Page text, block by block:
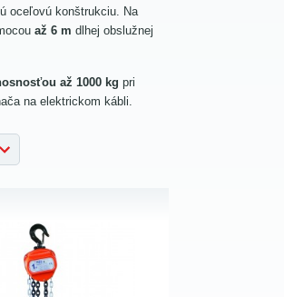
oceľovú konštrukciu. Na
až 6 m dlhej obslužnej
až 1000 kg pri
na elektrickom kábli.